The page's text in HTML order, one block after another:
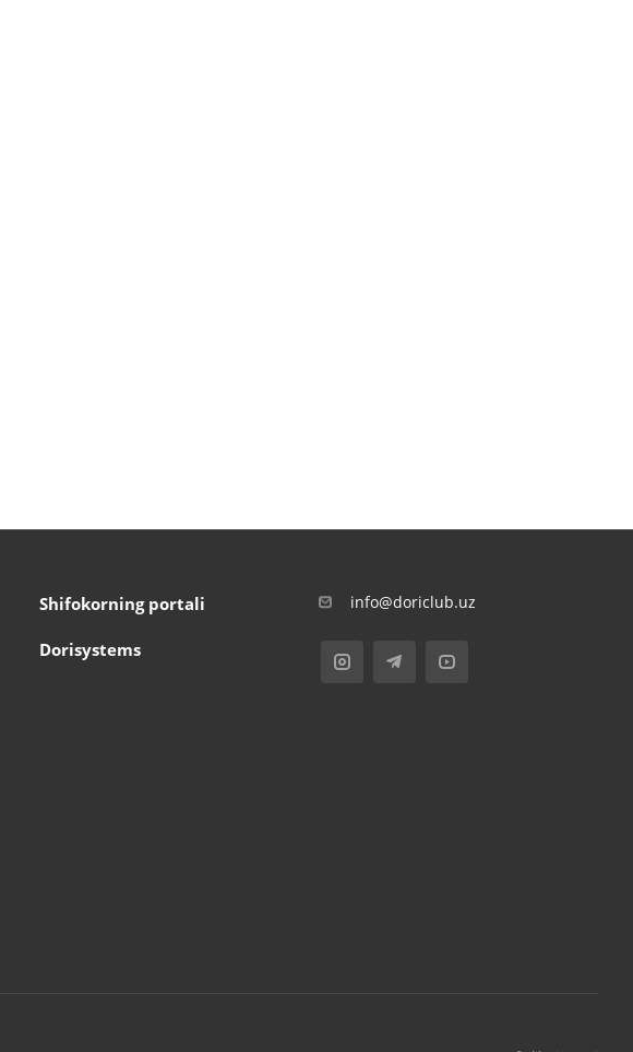
Shifokorning portali
Dorisystems
info@doriclub.uz